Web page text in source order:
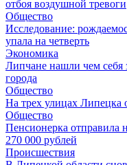
отбоя воздушной тревоги
Общество
Исследование:
упала на четверть
Экономика
Липчане нашли чем себя
города
Общество
На трех улицах Липецка
Общество
Пенсионерка отправила
270 000 рублей
Происшествия